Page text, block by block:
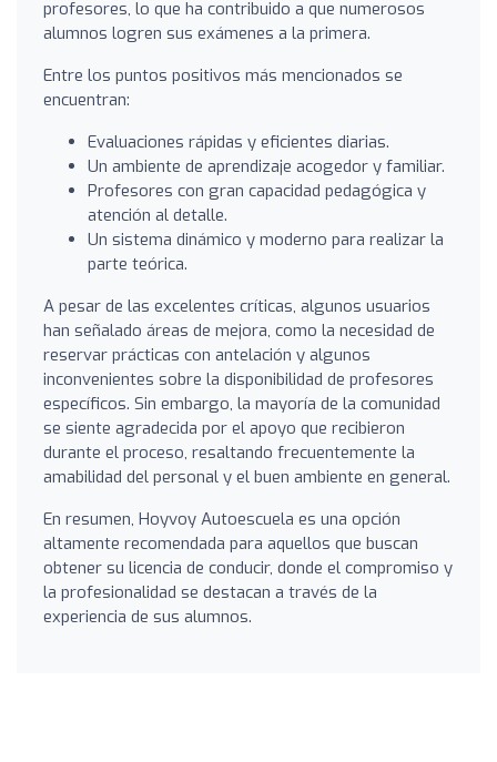
profesores, lo que ha contribuido a que numerosos
alumnos logren sus exámenes a la primera.
Entre los puntos positivos más mencionados se
encuentran:
Evaluaciones rápidas y eficientes diarias.
Un ambiente de aprendizaje acogedor y familiar.
Profesores con gran capacidad pedagógica y
atención al detalle.
Un sistema dinámico y moderno para realizar la
parte teórica.
A pesar de las excelentes críticas, algunos usuarios
han señalado áreas de mejora, como la necesidad de
reservar prácticas con antelación y algunos
inconvenientes sobre la disponibilidad de profesores
específicos. Sin embargo, la mayoría de la comunidad
se siente agradecida por el apoyo que recibieron
durante el proceso, resaltando frecuentemente la
amabilidad del personal y el buen ambiente en general.
En resumen, Hoyvoy Autoescuela es una opción
altamente recomendada para aquellos que buscan
obtener su licencia de conducir, donde el compromiso y
la profesionalidad se destacan a través de la
experiencia de sus alumnos.